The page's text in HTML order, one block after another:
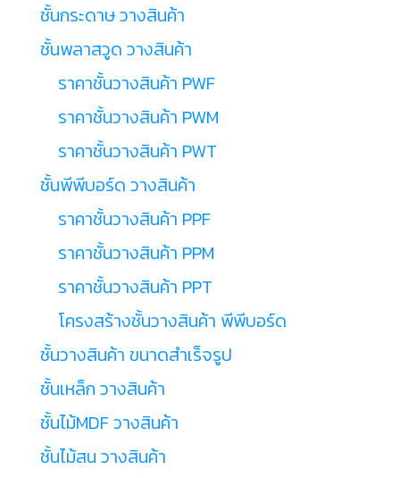
ชั้นกระดาษ วางสินค้า
ชั้นพลาสวูด วางสินค้า
ราคาชั้นวางสินค้า PWF
ราคาชั้นวางสินค้า PWM
ราคาชั้นวางสินค้า PWT
ชั้นพีพีบอร์ด วางสินค้า
ราคาชั้นวางสินค้า PPF
ราคาชั้นวางสินค้า PPM
ราคาชั้นวางสินค้า PPT
โครงสร้างชั้นวางสินค้า พีพีบอร์ด
ชั้นวางสินค้า ขนาดสำเร็จรูป
ชั้นเหล็ก วางสินค้า
ชั้นไม้MDF วางสินค้า
ชั้นไม้สน วางสินค้า